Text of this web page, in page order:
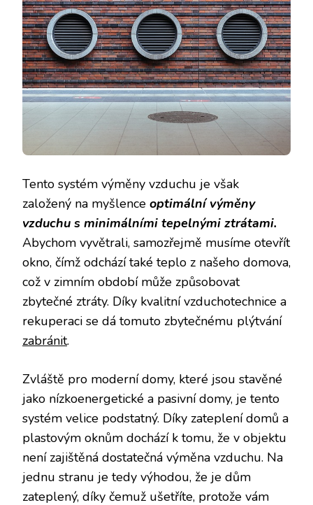
Tento systém výměny vzduchu je však
založený na myšlence optimální výměny
vzduchu s minimálními tepelnými ztrátami.
Abychom vyvětrali, samozřejmě musíme otevřít
okno, čímž odchází také teplo z našeho domova,
což v zimním období může způsobovat
zbytečné ztráty. Díky kvalitní vzduchotechnice a
rekuperaci se dá tomuto zbytečnému plýtvání
zabránit.
Zvláště pro moderní domy, které jsou stavěné
jako nízkoenergetické a pasivní domy, je tento
systém velice podstatný. Díky zateplení domů a
plastovým oknům dochází k tomu, že v objektu
není zajištěná dostatečná výměna vzduchu. Na
jednu stranu je tedy výhodou, že je dům
zateplený, díky čemuž ušetříte, protože vám